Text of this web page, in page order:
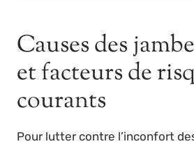
Causes des
et facteurs de
courants
Pour lutter contre l’inconfort